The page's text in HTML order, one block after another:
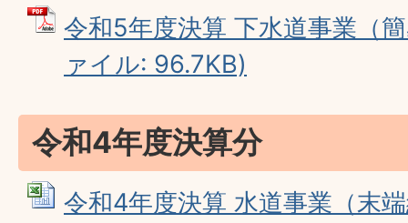
令和5年度決算 下水道事業（
ァイル: 96.7KB)
令和4年度決算分
令和4年度決算 水道事業（末